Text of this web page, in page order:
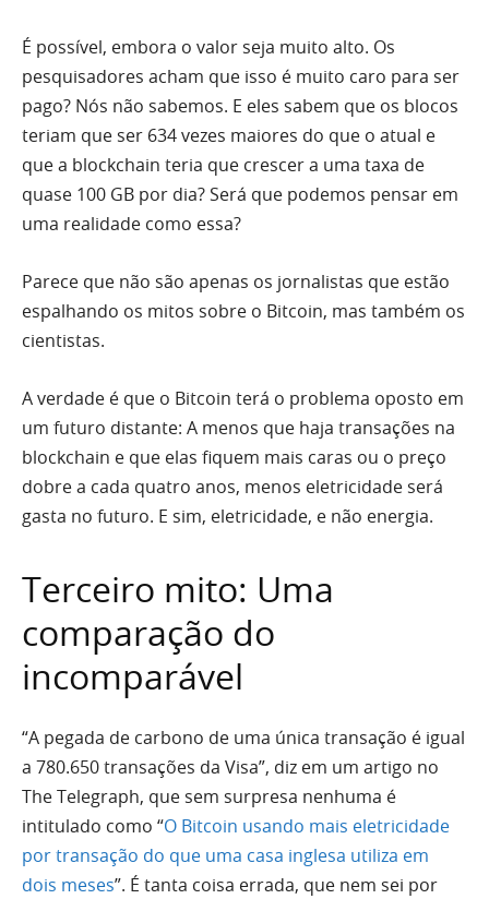
É possível, embora o valor seja muito alto. Os
pesquisadores acham que isso é muito caro para ser
pago? Nós não sabemos. E eles sabem que os blocos
teriam que ser 634 vezes maiores do que o atual e
que a blockchain teria que crescer a uma taxa de
quase 100 GB por dia? Será que podemos pensar em
uma realidade como essa?
Parece que não são apenas os jornalistas que estão
espalhando os mitos sobre o Bitcoin, mas também os
cientistas.
A verdade é que o Bitcoin terá o problema oposto em
um futuro distante: A menos que haja transações na
blockchain e que elas fiquem mais caras ou o preço
dobre a cada quatro anos, menos eletricidade será
gasta no futuro. E sim, eletricidade, e não energia.
Terceiro mito: Uma
comparação do
incomparável
“A pegada de carbono de uma única transação é igual
a 780.650 transações da Visa”, diz em um artigo no
The Telegraph, que sem surpresa nenhuma é
intitulado como “O Bitcoin usando mais eletricidade
por transação do que uma casa inglesa utiliza em
dois meses”. É tanta coisa errada, que nem sei por